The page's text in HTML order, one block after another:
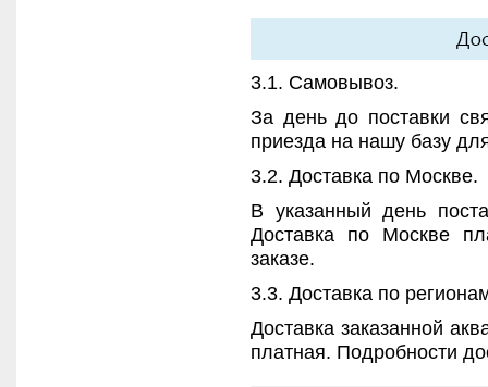
3.1. Самовывоз.
За день до поставки
приезда на нашу базу
3.2. Доставка по Москве.
В указанный день
Доставка по Москве
заказе.
3.3. Доставка по
Доставка заказанной
платная. Подробности